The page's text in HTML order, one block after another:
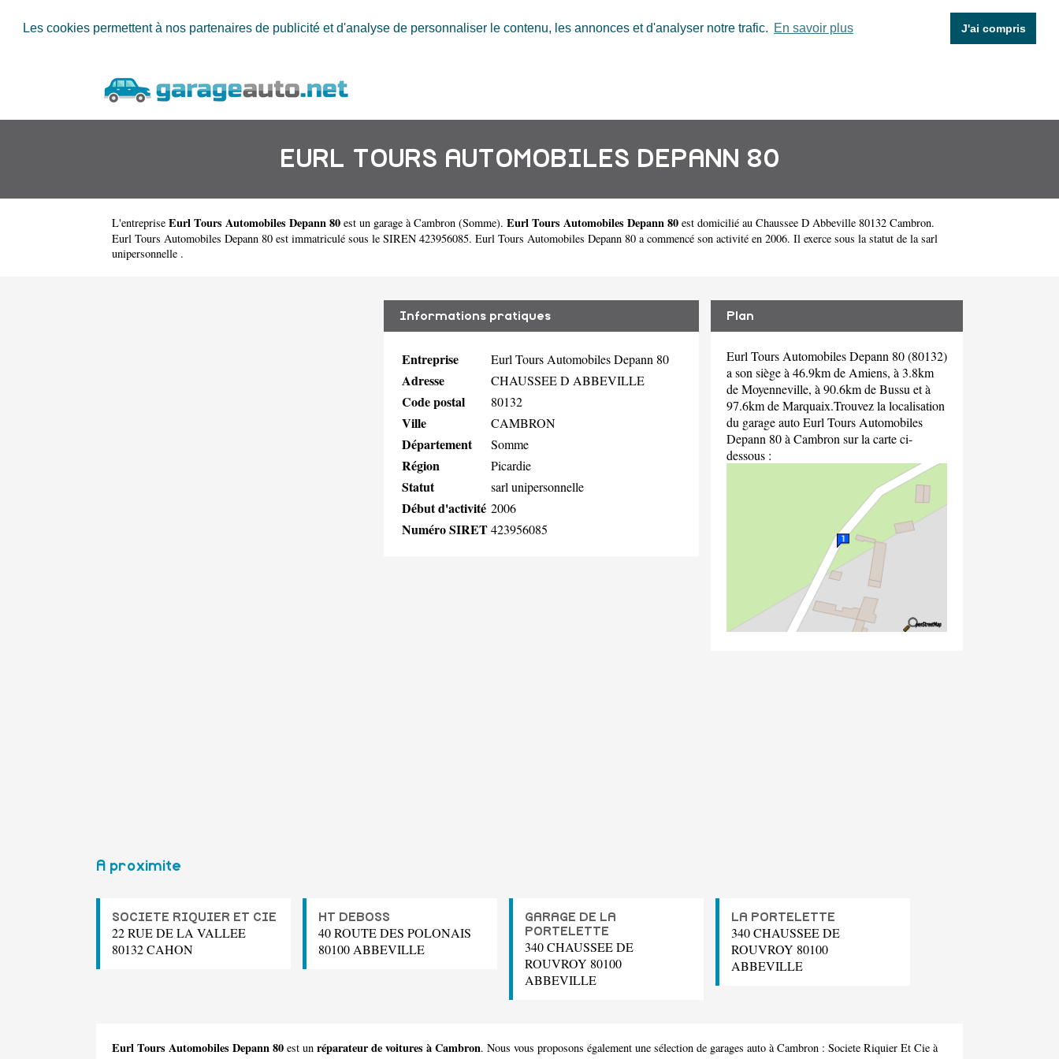
Les cookies permettent à nos partenaires de publicité et d'analyse de personnaliser le contenu, les annonces et d'analyser notre trafic. En savoir plus J'ai compris
EURL TOURS AUTOMOBILES DEPANN 80
L'entreprise Eurl Tours Automobiles Depann 80 est un garage à Cambron (Somme). Eurl Tours Automobiles Depann 80 est domicilié au Chaussee D Abbeville 80132 Cambron.
Eurl Tours Automobiles Depann 80 est immatriculé sous le SIREN 423956085. Eurl Tours Automobiles Depann 80 a commencé son activité en 2006. Il exerce sous la statut de la sarl
unipersonnelle .
Informations pratiques
Entreprise Eurl Tours Automobiles Depann 80
Adresse CHAUSSEE D ABBEVILLE
Code postal 80132
Ville CAMBRON
Département Somme
Région Picardie
Statut sarl unipersonnelle
Début d'activité 2006
Numéro SIRET423956085
Plan
Eurl Tours Automobiles Depann 80 (80132)
a son siège à 46.9km de Amiens, à 3.8km
de Moyenneville, à 90.6km de Bussu et à
97.6km de Marquaix.Trouvez la localisation
du garage auto Eurl Tours Automobiles
Depann 80 à Cambron sur la carte ci-
dessous :
A proximite
SOCIETE RIQUIER ET CIE
22 RUE DE LA VALLEE
80132 CAHON
HT DEBOSS
40 ROUTE DES POLONAIS
80100 ABBEVILLE
GARAGE DE LA
PORTELETTE
340 CHAUSSEE DE
ROUVROY 80100
ABBEVILLE
LA PORTELETTE
340 CHAUSSEE DE
ROUVROY 80100
ABBEVILLE
Eurl Tours Automobiles Depann 80 est un réparateur de voitures à Cambron. Nous vous proposons également une sélection de garages auto à Cambron : Societe Riquier Et Cie à